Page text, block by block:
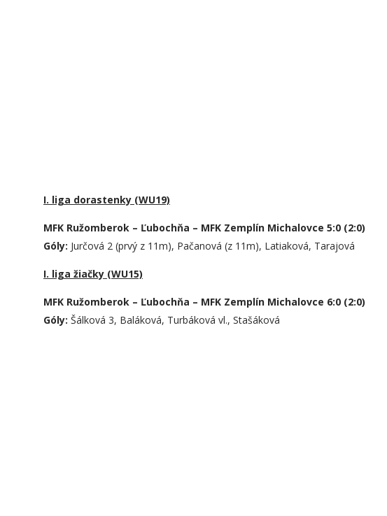
I. liga dorastenky (WU19)
MFK Ružomberok – Ľubochňa – MFK Zemplín Michalovce 5:0 (2:0)
Góly: Jurčová 2 (prvý z 11m), Pačanová (z 11m), Latiaková, Tarajová
I. liga žiačky (WU15)
MFK Ružomberok – Ľubochňa – MFK Zemplín Michalovce 6:0 (2:0)
Góly: Šálková 3, Baláková, Turbáková vl., Stašáková